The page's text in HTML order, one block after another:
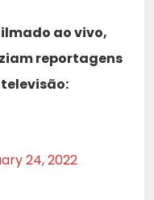
ao vivo,
reportagens
24, 2022